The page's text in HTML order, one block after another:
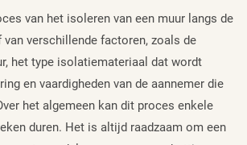
van het isoleren van een muur langs de
van verschillende factoren, zoals de
het type isolatiemateriaal dat wordt
en vaardigheden van de aannemer die
het algemeen kan dit proces enkele
duren. Het is altijd raadzaam om een